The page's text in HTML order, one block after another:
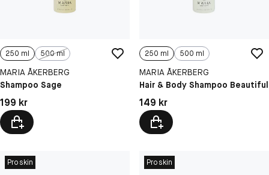
250 ml 500 ml
MARIA ÅKERBERG
Shampoo Sage
Pris: 199 kr
199 kr
250 ml 500 ml
MARIA ÅKERBERG
Hair & Body Shampoo Beautiful
Pris: 149 kr
149 kr
Proskin Proskin